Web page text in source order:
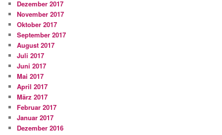
Dezember 2017
November 2017
Oktober 2017
September 2017
August 2017
Juli 2017
Juni 2017
Mai 2017
April 2017
März 2017
Februar 2017
Januar 2017
Dezember 2016